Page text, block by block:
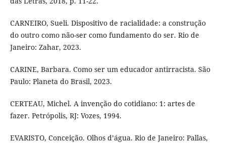
CARNEIRO, Sueli. Dispositivo de racialidade: a construção
do outro como não-ser como fundamento do ser. Rio de
Janeiro: Zahar, 2023.
CARINE, Barbara. Como ser um educador antirracista. São
Paulo: Planeta do Brasil, 2023.
CERTEAU, Michel. A invenção do cotidiano: 1: artes de
fazer. Petrópolis, RJ: Vozes, 1994.
EVARISTO, Conceição. Olhos d’água. Rio de Janeiro: Pallas,